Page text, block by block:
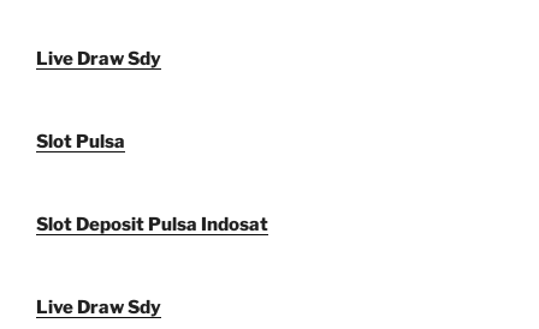
Live Draw Sdy
Slot Pulsa
Slot Deposit Pulsa Indosat
Live Draw Sdy